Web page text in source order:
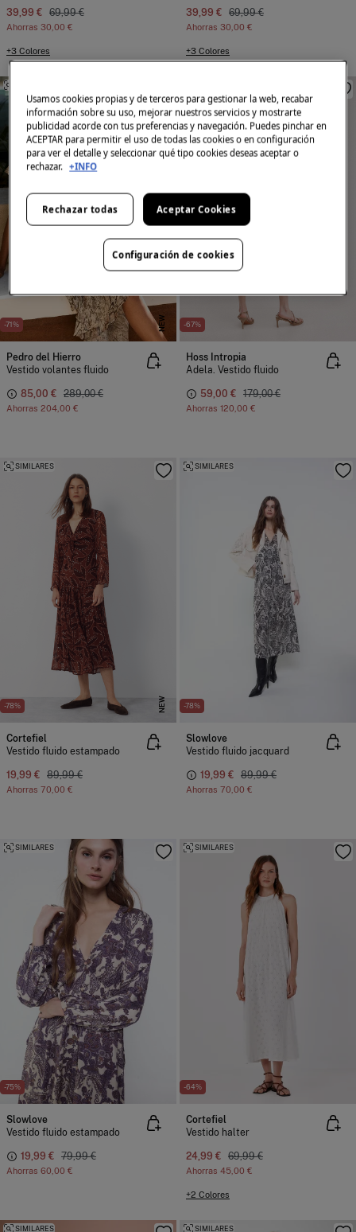
39,99 € 69,99 €
Ahorras 30,00 €
+3 Colores
39,99 € 69,99 €
Ahorras 30,00 €
+3 Colores
-71% NEW
Pedro del Hierro
Vestido volantes fluido
85,00 € 289,00 €
Ahorras 204,00 €
-67%
Hoss Intropia
Adela. Vestido fluido
59,00 € 179,00 €
Ahorras 120,00 €
-78% NEW
SIMILARES
Cortefiel
Vestido fluido estampado
19,99 € 89,99 €
Ahorras 70,00 €
-78%
SIMILARES
Slowlove
Vestido fluido jacquard
19,99 € 89,99 €
Ahorras 70,00 €
-75%
SIMILARES
Slowlove
Vestido fluido estampado
19,99 € 79,99 €
Ahorras 60,00 €
-64%
SIMILARES
Cortefiel
Vestido halter
24,99 € 69,99 €
Ahorras 45,00 €
+2 Colores
SIMILARES SIMILARES
Usamos cookies propias y de terceros para gestionar la web, recabar
información sobre su uso, mejorar nuestros servicios y mostrarte
publicidad acorde con tus preferencias y navegación. Puedes pinchar en
ACEPTAR para permitir el uso de todas las cookies o en configuración
para ver el detalle y seleccionar qué tipo cookies deseas aceptar o
rechazar. +INFO
Rechazar todas Aceptar Cookies
Configuración de cookies